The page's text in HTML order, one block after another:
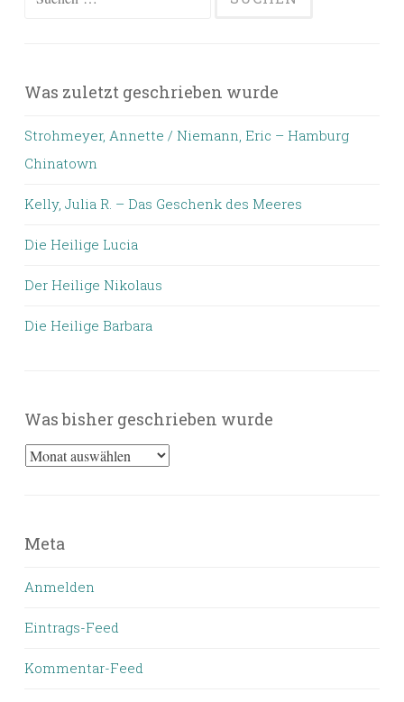
Was zuletzt geschrieben wurde
Strohmeyer, Annette / Niemann, Eric – Hamburg
Chinatown
Kelly, Julia R. – Das Geschenk des Meeres
Die Heilige Lucia
Der Heilige Nikolaus
Die Heilige Barbara
Was bisher geschrieben wurde
Was
wurde
Meta
Anmelden
Eintrags-Feed
Kommentar-Feed